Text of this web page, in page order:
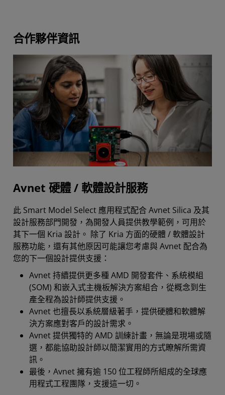
合作夥伴資訊
Avnet 硬體 / 軟體設計服務
此 Smart Model Select 應用程式配合 Avnet Silica 及其
設計服務部門開發，為開發人員提供教學範例，可用於
其下一個 Kria 設計。 除了 Kria 方面的硬體 / 軟體設計
服務功能，還有其他原因可能讓您考慮與 Avnet 配合為
您的下一個設計提供支援：
Avnet 持續提供更多種 AMD 開發套件、系統模組
(SOM) 和嵌入式主機板解決方案組合，從概念到生
產全程為設計師提供支援。
Avnet 也擅長以系統層級著手，提供硬體和軟體解
決方案應對客戶的設計需求。
Avnet 提供獨特的 AMD 訓練計畫，無論是現場或隨
選，都能協助設計師以簡潔實用的方式瞭解所需資
訊。
最後，Avnet 擁有逾 150 位工程師所組成的全球應
用程式工程團隊，支援這一切。